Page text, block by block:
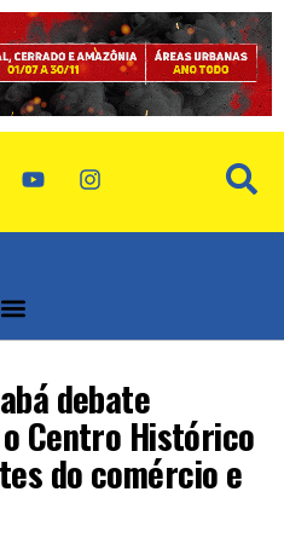
debate
Centro Histórico
do comércio e